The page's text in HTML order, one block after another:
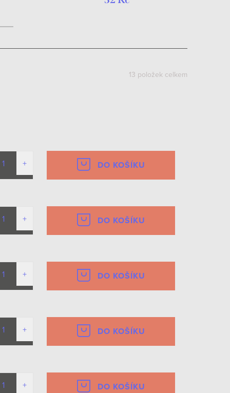
13 položek celkem
DO KOŠÍKU
DO KOŠÍKU
DO KOŠÍKU
DO KOŠÍKU
DO KOŠÍKU